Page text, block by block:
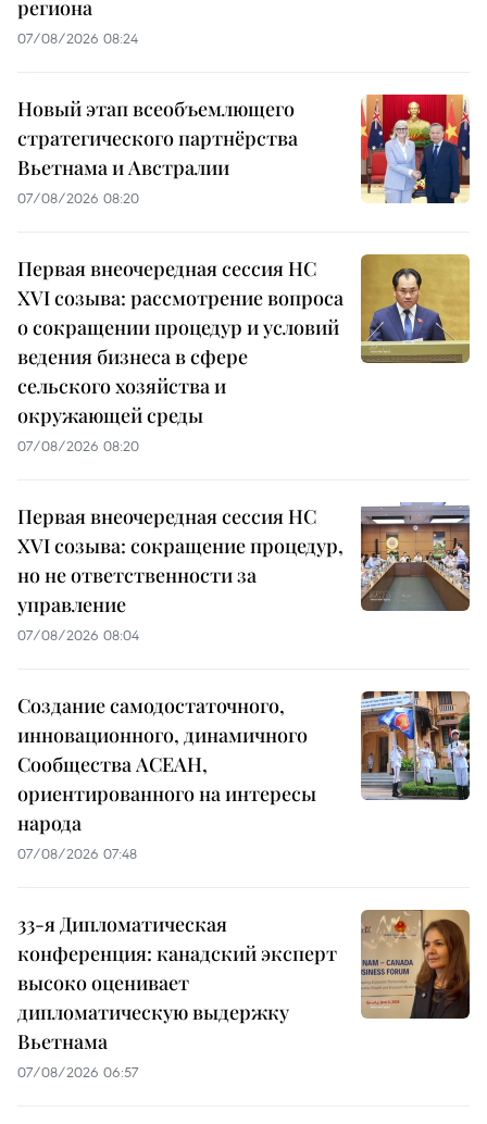
региона
07/08/2026 08:24
Новый этап всеобъемлющего
стратегического партнёрства
Вьетнама и Австралии
07/08/2026 08:20
Первая внеочередная сессия НС
XVI созыва: рассмотрение вопроса
о сокращении процедур и условий
ведения бизнеса в сфере
сельского хозяйства и
окружающей среды
07/08/2026 08:20
Первая внеочередная сессия НС
XVI созыва: сокращение процедур,
но не ответственности за
управление
07/08/2026 08:04
Создание самодостаточного,
инновационного, динамичного
Сообщества АСЕАН,
ориентированного на интересы
народа
07/08/2026 07:48
33-я Дипломатическая
конференция: канадский эксперт
высоко оценивает
дипломатическую выдержку
Вьетнама
07/08/2026 06:57